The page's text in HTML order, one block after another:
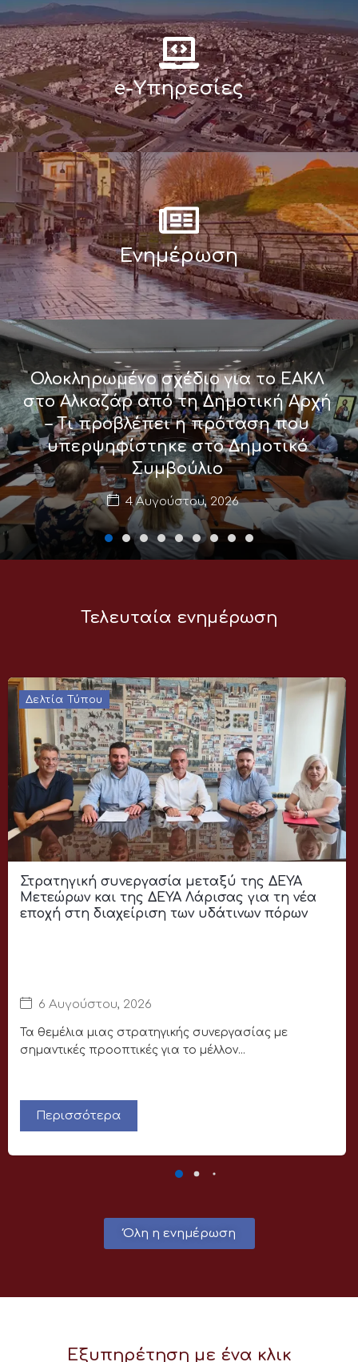
Ολοκληρωμένο σχέδιο για το ΕΑΚΛ
στο Αλκαζάρ από τη Δημοτική Αρχή
– Τι προβλέπει η πρόταση που
υπερψηφίστηκε στο Δημοτικό
Συμβούλιο
4 Αυγούστου, 2026
e-Υπηρεσίες
Ενημέρωση
Τελευταία ενημέρωση
Δελτία Τύπου
Στρατηγική συνεργασία μεταξύ της ΔΕΥΑ
Μετεώρων και της ΔΕΥΑ Λάρισας για τη νέα
εποχή στη διαχείριση των υδάτινων πόρων
6 Αυγούστου, 2026
Τα θεμέλια μιας στρατηγικής συνεργασίας με
σημαντικές προοπτικές για το μέλλον...
Περισσότερα
Όλη η ενημέρωση
Εξυπηρέτηση με ένα κλικ